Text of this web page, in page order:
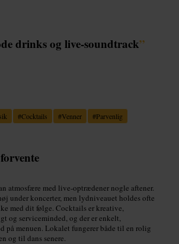
drinks og live-soundtrack”
#Cocktails #Venner #Parvenlig
atmosfære med live-optrædener nogle aftener.
under koncerter, men lydniveauet holdes ofte
med dit følge. Cocktails er kreative,
og serviceminded, og der er enkelt,
på menuen. Lokalet fungerer både til en rolig
og til dans senere.